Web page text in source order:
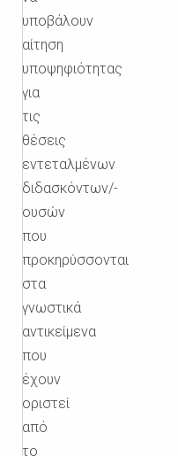
υποβάλουν
αίτηση
υποψηφιότητας
για
τις
θέσεις
εντεταλμένων
διδασκόντων/-
ουσών
που
προκηρύσσονται
στα
γνωστικά
αντικείμενα
που
έχουν
οριστεί
από
το